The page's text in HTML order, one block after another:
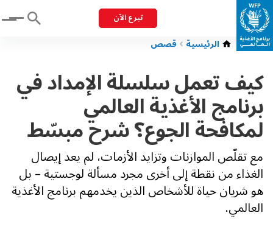
تبرع الآن Menu
الرئيسية قصص
كيف تعمل سلسلة الإمداد في
برنامج الأغذية العالمي
لمكافحة الجوع؟ شرح مبسّط
مع تقلّص الموازنات وتزايد الأزمات، لم يعد إيصال
الغذاء من نقطة إلى أخرى مجرد مسألة لوجستية – بل
هو شريان حياة للأشخاص الذين يخدمهم برنامج الأغذية
العالمي.